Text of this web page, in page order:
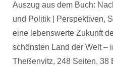
Auszug aus dem Buch:
und Politik | Perspektiven,
eine lebenswerte Zukunft
schönsten Land der Welt –
Theßenvitz, 248 Seiten, 38